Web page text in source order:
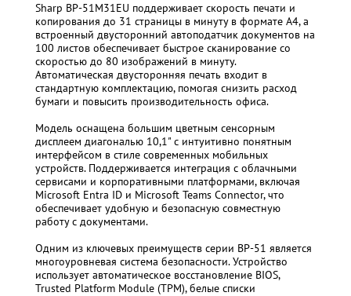
Sharp BP-51M31EU поддерживает скорость печати и
копирования до 31 страницы в минуту в формате A4, а
встроенный двусторонний автоподатчик документов на
100 листов обеспечивает быстрое сканирование со
скоростью до 80 изображений в минуту.
Автоматическая двусторонняя печать входит в
стандартную комплектацию, помогая снизить расход
бумаги и повысить производительность офиса.
Модель оснащена большим цветным сенсорным
дисплеем диагональю 10,1" с интуитивно понятным
интерфейсом в стиле современных мобильных
устройств. Поддерживается интеграция с облачными
сервисами и корпоративными платформами, включая
Microsoft Entra ID и Microsoft Teams Connector, что
обеспечивает удобную и безопасную совместную
работу с документами.
Одним из ключевых преимуществ серии BP-51 является
многоуровневая система безопасности. Устройство
использует автоматическое восстановление BIOS,
Trusted Platform Module (TPM), белые списки